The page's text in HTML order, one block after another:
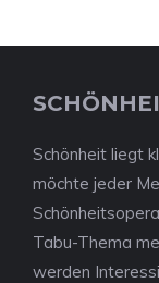
Schönheit liegt
möchte jeder
Tabu-Thema
werden